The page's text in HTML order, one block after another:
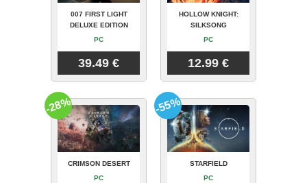
007 FIRST LIGHT
DELUXE EDITION
PC
39.49 €
HOLLOW KNIGHT:
SILKSONG
PC
12.99 €
CRIMSON DESERT
PC
-28%
STARFIELD
PC
-55%